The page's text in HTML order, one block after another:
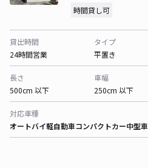
時間貸し可
貸出時間
24時間営業
タイプ
平置き
長さ
500cm 以下
車幅
250cm 以下
対応車種
オートバイ軽自動車コンパクトカー中型車